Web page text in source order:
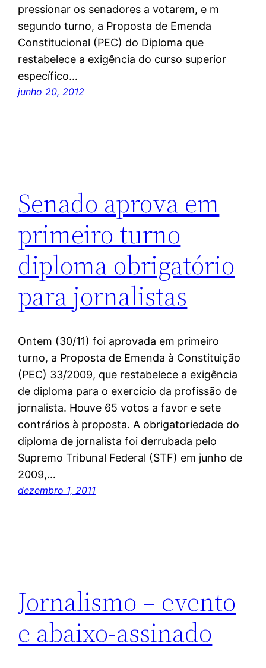
pressionar os senadores a votarem, e m
segundo turno, a Proposta de Emenda
Constitucional (PEC) do Diploma que
restabelece a exigência do curso superior
específico…
junho 20, 2012
Senado aprova em
primeiro turno
diploma obrigatório
para jornalistas
Ontem (30/11) foi aprovada em primeiro
turno, a Proposta de Emenda à Constituição
(PEC) 33/2009, que restabelece a exigência
de diploma para o exercício da profissão de
jornalista. Houve 65 votos a favor e sete
contrários à proposta. A obrigatoriedade do
diploma de jornalista foi derrubada pelo
Supremo Tribunal Federal (STF) em junho de
2009,…
dezembro 1, 2011
Jornalismo – evento
e abaixo-assinado